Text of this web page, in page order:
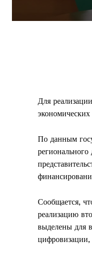
Для
По данным
Сообщается,
реализацию
выделены для
цифровизации,